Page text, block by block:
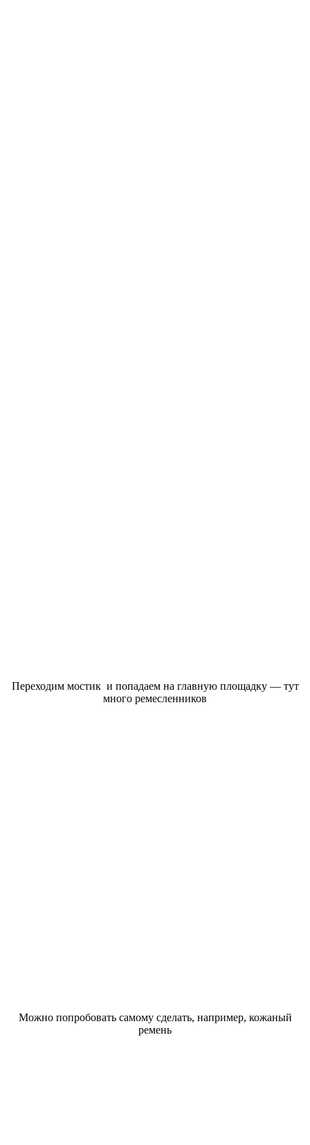
Переходим мостик и попадаем на главную площадку — тут
много ремесленников
Можно попробовать самому сделать, например, кожаный
ремень